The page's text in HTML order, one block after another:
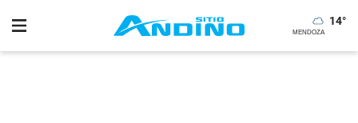
14°